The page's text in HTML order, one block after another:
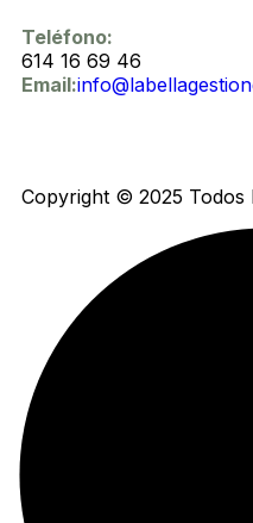
Copyright © 2025 Todos
Teléfono:
614 16 69 46
Email: